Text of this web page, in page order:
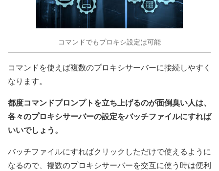
コマンドでもプロキシ設定は可能
コマンドを使えば複数のプロキシサーバーに接続しやすく
なります。
都度コマンドプロンプトを立ち上げるのが面倒臭い人は、
各々のプロキシサーバーの設定をバッチファイルにすれば
いいでしょう。
バッチファイルにすればクリックしただけで使えるように
なるので、複数のプロキシサーバーを交互に使う時は便利